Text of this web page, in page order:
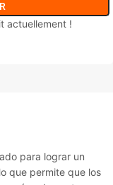
actuellement !
para lograr un
que permite que los